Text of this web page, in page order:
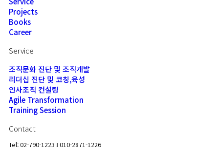
Projects
Books
Career
Service
조직문화 진단 및 조직개발
리더십 진단 및 코칭,육성
인사조직 컨설팅
Agile Transformation
Training Session
Contact
Tel: 02-790-1223 I 010-2871-1226